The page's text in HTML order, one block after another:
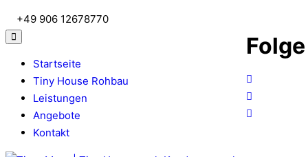
+49 906 12678770
Startseite
Tiny House Rohbau
Leistungen
Angebote
Kontakt